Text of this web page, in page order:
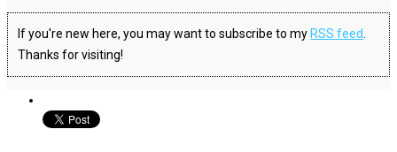
If you're new here, you may want to subscribe to my RSS feed.
Thanks for visiting!